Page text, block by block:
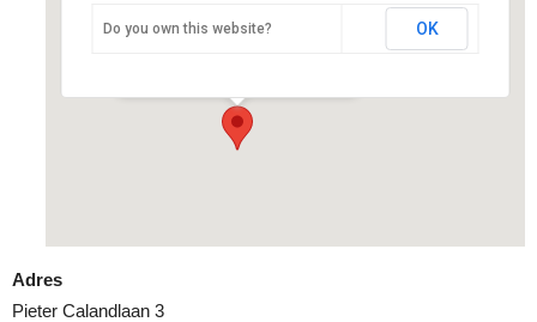
Do you own this website? OK
Adres
Pieter Calandlaan 3